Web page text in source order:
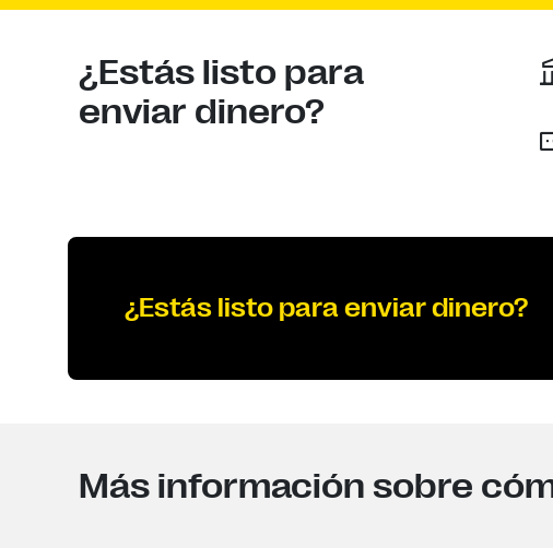
¿Estás listo para
enviar dinero?
¿Estás listo para enviar dinero?
Más información sobre